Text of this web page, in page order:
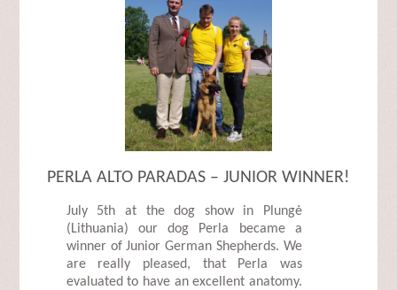
PERLA ALTO PARADAS – JUNIOR WINNER!
July 5th at the dog show in Plungė
(Lithuania) our dog Perla became a
winner of Junior German Shepherds. We
are really pleased, that Perla was
evaluated to have an excellent anatomy.